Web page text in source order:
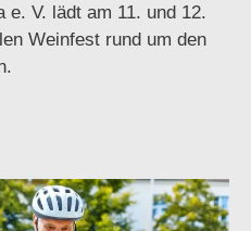
e. V. lädt am 11. und 12.
Weinfest rund um den